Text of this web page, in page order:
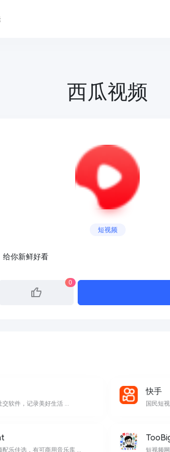
西瓜视频
短视频
给你新鲜好看
0
软件，记录美好生活 ...
快手
国民短
乐佳选，有可商用音乐库 ... 短视频